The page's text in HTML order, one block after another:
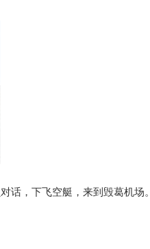
话，下飞空艇，来到毁葛机场。